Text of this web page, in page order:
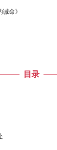
命》
目录